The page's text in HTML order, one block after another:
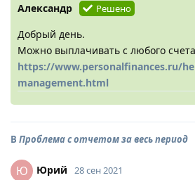
Александр Решено
Добрый день.
Можно выплачивать с любого
https://www.personalfinances.ru/
management.html
В Проблема с отчетом за весь период
Ю Юрий 28 сен 2021